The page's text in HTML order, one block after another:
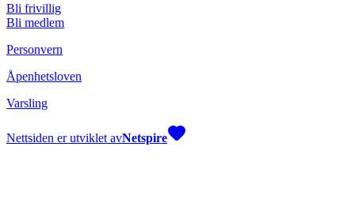
Bli frivillig
Bli medlem
Personvern
Åpenhetsloven
Varsling
Nettsiden er utviklet avNetspire